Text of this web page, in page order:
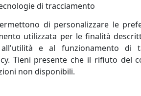
di tracciamento
di personalizzare le
utilizzata per le finalità
e al funzionamento di
Tieni presente che il rifiuto del
non disponibili.